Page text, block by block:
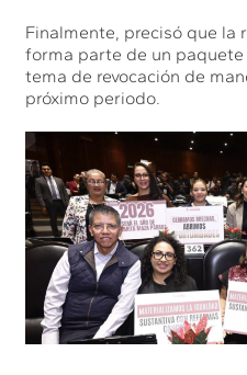
Finalmente, precisó que la
forma parte de un
tema de revocación de
próximo periodo.